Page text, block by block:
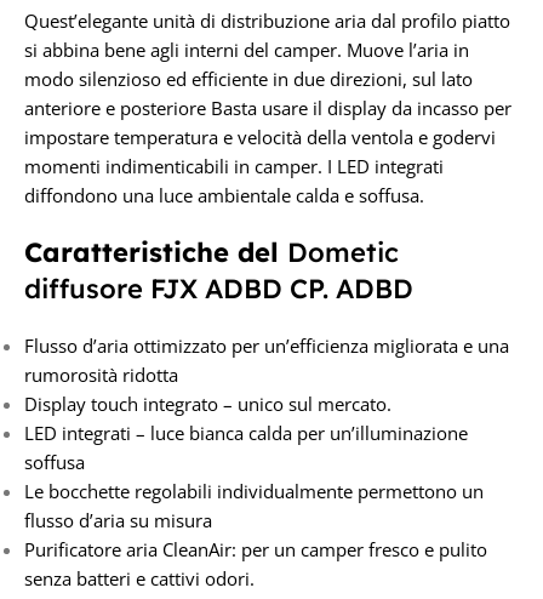
Quest’elegante unità di distribuzione aria dal profilo piatto
si abbina bene agli interni del camper. Muove l’aria in
modo silenzioso ed efficiente in due direzioni, sul lato
anteriore e posteriore Basta usare il display da incasso per
impostare temperatura e velocità della ventola e godervi
momenti indimenticabili in camper. I LED integrati
diffondono una luce ambientale calda e soffusa.
Caratteristiche del Dometic
diffusore FJX ADBD CP. ADBD
Flusso d’aria ottimizzato per un’efficienza migliorata e una
rumorosità ridotta
Display touch integrato – unico sul mercato.
LED integrati – luce bianca calda per un’illuminazione
soffusa
Le bocchette regolabili individualmente permettono un
flusso d’aria su misura
Purificatore aria CleanAir: per un camper fresco e pulito
senza batteri e cattivi odori.